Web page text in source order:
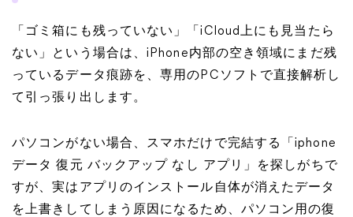
「ゴミ箱にも残っていない」「iCloud上にも見当たら
ない」という場合は、iPhone内部の空き領域にまだ残
っているデータ痕跡を、専用のPCソフトで直接解析し
て引っ張り出します。
パソコンがない場合、スマホだけで完結する「iphone
データ 復元 バックアップ なし アプリ」を探しがちで
すが、実はアプリのインストール自体が消えたデータ
を上書きしてしまう原因になるため、 パソコン用の復